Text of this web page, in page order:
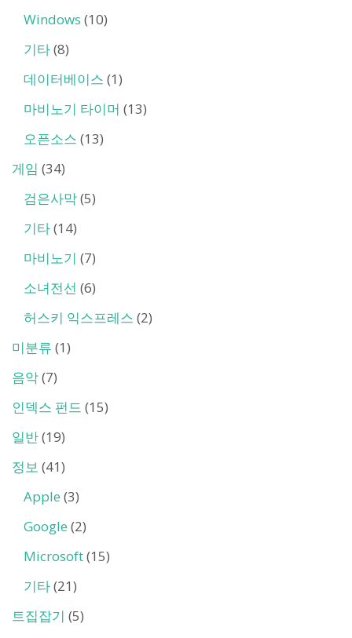
Windows (10)
기타(8)
데이터베이스 (1)
마비노기 타이머 (13)
오픈소스 (13)
게임 (34)
검은사막(5)
기타(14)
마비노기 (7)
소녀전선 (6)
허스키 익스프레스 (2)
미분류 (1)
음악(7)
인덱스 펀드 (15)
일반(19)
정보 (41)
Apple (3)
Google (2)
Microsoft(15)
기타(21)
트집잡기 (5)